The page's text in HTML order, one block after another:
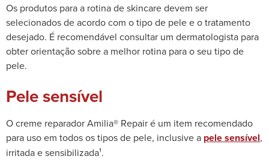
Os produtos para a rotina de skincare devem ser
selecionados de acordo com o tipo de pele e o tratamento
desejado. É recomendável consultar um dermatologista para
obter orientação sobre a melhor rotina para o seu tipo de
pele.
Pele sensível
O creme reparador Amilia® Repair é um item recomendado
para uso em todos os tipos de pele, inclusive a pele sensível,
irritada e sensibilizada¹.